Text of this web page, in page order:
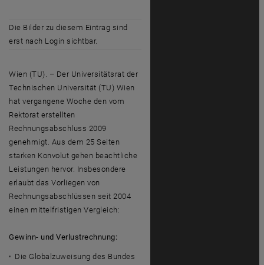
Die Bilder zu diesem Eintrag sind
erst nach Login sichtbar.
Wien (TU). – Der Universitätsrat der
Technischen Universität (TU) Wien
hat vergangene Woche den vom
Rektorat erstellten
Rechnungsabschluss 2009
genehmigt. Aus dem 25 Seiten
starken Konvolut gehen beachtliche
Leistungen hervor. Insbesondere
erlaubt das Vorliegen von
Rechnungsabschlüssen seit 2004
einen mittelfristigen Vergleich:
Gewinn- und Verlustrechnung:
Die Globalzuweisung des Bundes